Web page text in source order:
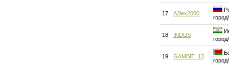
17 A2lex2000
18 INDUS
19 GAMBIT_13